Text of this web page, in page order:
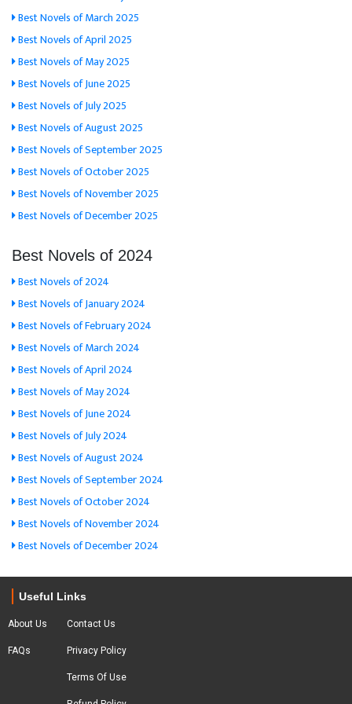
Best Novels of March 2025
Best Novels of April 2025
Best Novels of May 2025
Best Novels of June 2025
Best Novels of July 2025
Best Novels of August 2025
Best Novels of September 2025
Best Novels of October 2025
Best Novels of November 2025
Best Novels of December 2025
Best Novels of 2024
Best Novels of 2024
Best Novels of January 2024
Best Novels of February 2024
Best Novels of March 2024
Best Novels of April 2024
Best Novels of May 2024
Best Novels of June 2024
Best Novels of July 2024
Best Novels of August 2024
Best Novels of September 2024
Best Novels of October 2024
Best Novels of November 2024
Best Novels of December 2024
Useful Links
About Us
FAQs
Contact Us
Privacy Policy
Terms Of Use